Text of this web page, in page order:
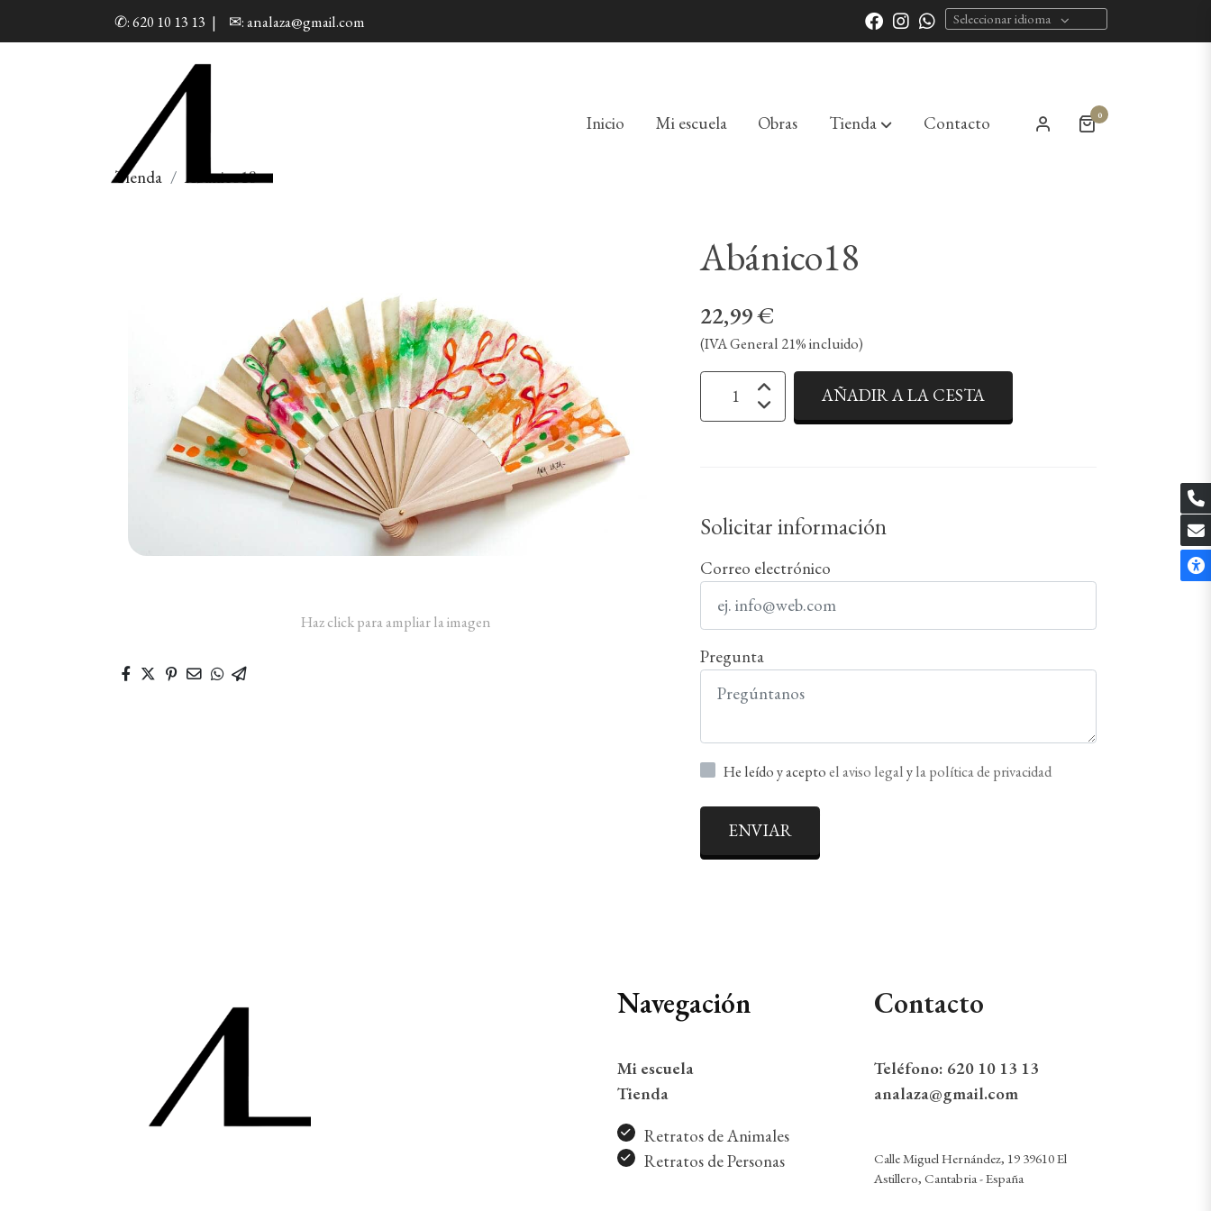
✆: 620 10 13 13 | ✉: analaza@gmail.com Seleccionar idioma
Inicio Mi escuela Obras Tienda Contacto 0
Tienda Abánico18
Haz click para ampliar la imagen
Abánico18
22,99 €
(IVA General 21% incluido)
AÑADIR A LA CESTA
Solicitar información
Correo electrónico
Pregunta
He leído y aceptoel aviso legalyla política de privacidad
ENVIAR
Navegación
Mi escuela
Tienda
Retratos de Animales
Retratos de Personas
Contacto
Teléfono: 620 10 13 13
analaza@gmail.com
Calle Miguel Hernández, 19 39610 El
Astillero, Cantabria - España